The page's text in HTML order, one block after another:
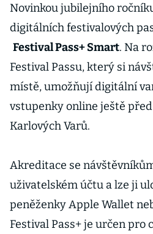
Novinkou jubilejního
digitálních festivalových
Festival Pass+ Smart. Na
Festival Passu, který si
místě, umožňují digitální
vstupenky online ještě
Karlových Varů.
Akreditace se
uživatelském účtu a lze ji
peněženky Apple Wallet
Festival Pass+ je určen pro